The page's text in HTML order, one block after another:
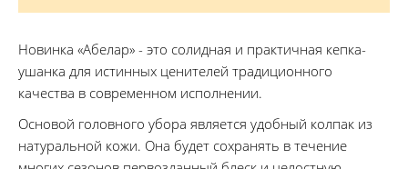
Новинка «Абелар» - это солидная и практичная кепка-
ушанка для истинных ценителей традиционного
качества в современном исполнении.
Основой головного убора является удобный колпак из
натуральной кожи. Она будет сохранять в течение